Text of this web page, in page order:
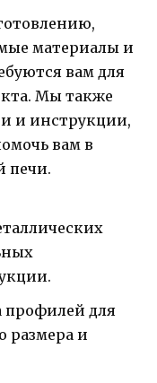
материалы и
вам для
Мы также
и инструкции,
вам в
печи.
профилей для
размера и